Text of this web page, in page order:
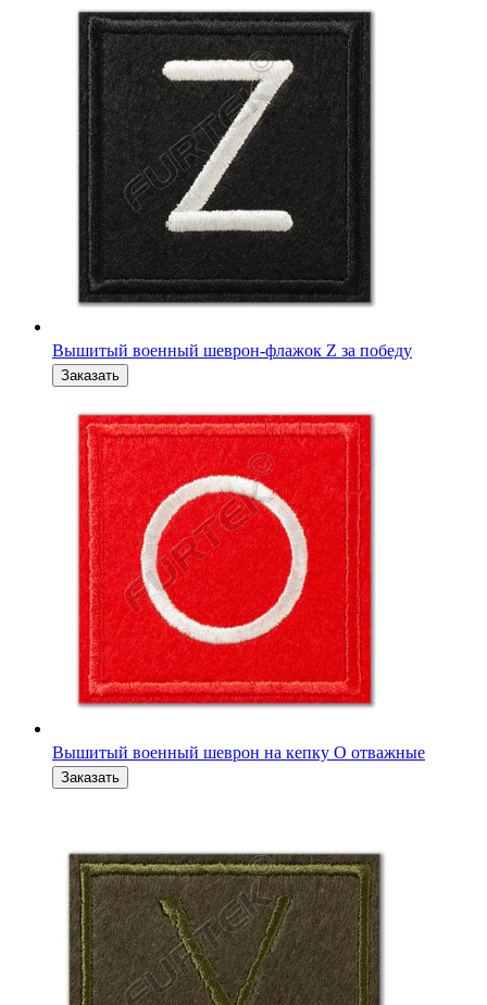
Вышитый военный шеврон на кепку О отважные
Вышитый военный шеврон-флажок V полевой 6 x 4 см